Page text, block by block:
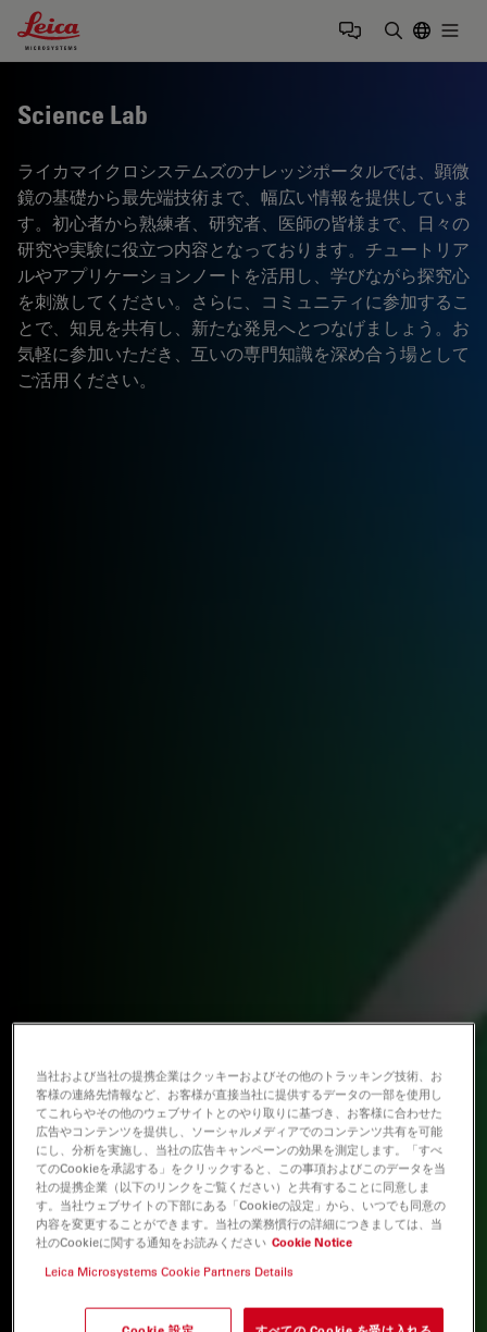
Leica Microsystems Logo
Science Lab
ライカマイクロシステムズのナレッジポータルでは、顕微
鏡の基礎から最先端技術まで、幅広い情報を提供していま
す。初心者から熟練者、研究者、医師の皆様まで、日々の
研究や実験に役立つ内容となっております。チュートリア
ルやアプリケーションノートを活用し、学びながら探究心
を刺激してください。さらに、コミュニティに参加するこ
とで、知見を共有し、新たな発見へとつなげましょう。お
気軽に参加いただき、互いの専門知識を深め合う場として
ご活用ください。
当社および当社の提携企業はクッキーおよびその他のトラッキング技術、お
客様の連絡先情報など、お客様が直接当社に提供するデータの一部を使用し
てこれらやその他のウェブサイトとのやり取りに基づき、お客様に合わせた
広告やコンテンツを提供し、ソーシャルメディアでのコンテンツ共有を可能
にし、分析を実施し、当社の広告キャンペーンの効果を測定します。「すべ
てのCookieを承認する」をクリックすると、この事項およびこのデータを当
社の提携企業（以下のリンクをご覧ください）と共有することに同意しま
す。当社ウェブサイトの下部にある「Cookieの設定」から、いつでも同意の
内容を変更することができます。当社の業務慣行の詳細につきましては、当
社のCookieに関する通知をお読みください Cookie Notice
Leica Microsystems Cookie Partners Details